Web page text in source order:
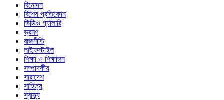
বিনোদন
বিশেষ প্রতিবেদন
ভিডিও গ্যালারি
ভ্রমণ
রাজনীতি
লাইফস্টাইল
শিক্ষা ও শিক্ষাঙ্গন
সম্পাদকীয়
সারাদেশ
সাহিত্য
স্বাস্থ্য